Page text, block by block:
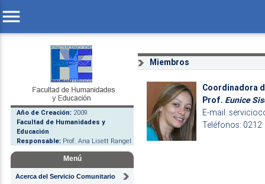
menu
Año de Creación: 2009
Facultad de Humanidades y
Educación
Responsable: Prof. Ana Lisett Rangel
Menú
Acerca del Servicio Comunitario
Miembros
Coordinadora
Prof. Eunice
E-mail:
Teléfonos: